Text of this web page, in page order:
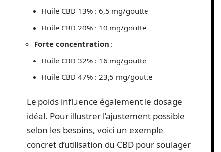
Huile CBD 13% : 6,5 mg/goutte
Huile CBD 20% : 10 mg/goutte
Forte concentration :
Huile CBD 32% : 16 mg/goutte
Huile CBD 47% : 23,5 mg/goutte
Le poids influence également le dosage
idéal. Pour illustrer l’ajustement possible
selon les besoins, voici un exemple
concret d’utilisation du CBD pour soulager